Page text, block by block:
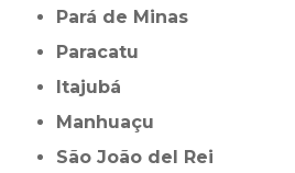
Pará de Minas
Paracatu
Itajubá
Manhuaçu
São João del Rei